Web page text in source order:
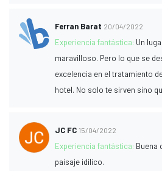
Ferran Barat 20/04/2022
Experiencia fantástica: Un
maravilloso. Pero lo que se
excelencia en el tratamiento
hotel. No solo te sirven sino
JC FC 15/04/2022
Experiencia fantástica: Buena
paisaje idílico.